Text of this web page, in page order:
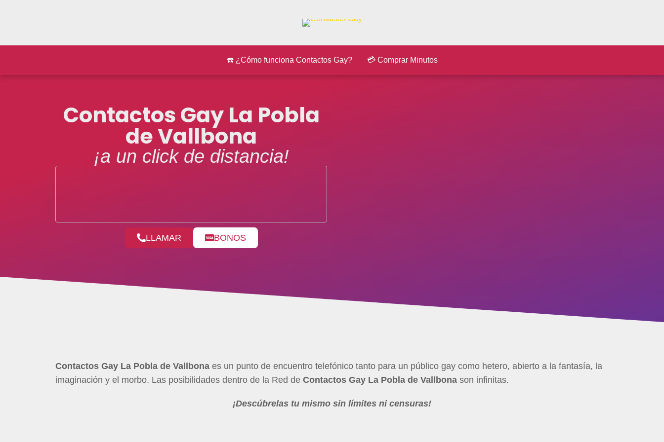
☎️ ¿Cómo funciona Contactos Gay? 💳 Comprar Minutos
Contactos Gay La Pobla
de Vallbona
¡a un click de distancia!
LLAMAR BONOS
Contactos Gay La Pobla de Vallbona es un punto de encuentro telefónico tanto para un público gay como hetero, abierto a la fantasía, la
imaginación y el morbo. Las posibilidades dentro de la Red de Contactos Gay La Pobla de Vallbona son infinitas.
¡Descúbrelas tu mismo sin límites ni censuras!